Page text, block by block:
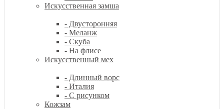
Искусственная замша
- Двусторонняя
- Меланж
- Скуба
- На флисе
Искусственный мех
- Длинный ворс
- Италия
- С рисунком
Кожзам